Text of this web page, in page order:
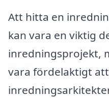
Att hitta en
kan vara en viktig
inredningsprojekt,
vara fördelaktigt